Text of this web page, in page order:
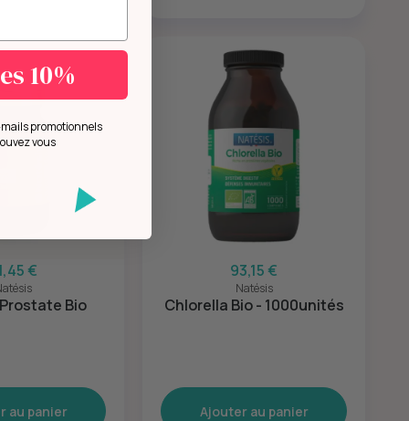
€
Bio
au panier
93,15 €
Natésis
Chlorella Bio - 1000unités
Ajouter au panier
10%
mails promotionnels
vous